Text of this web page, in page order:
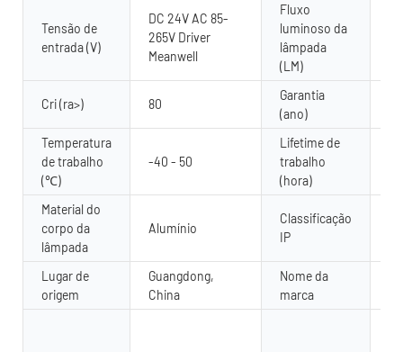
Tensão de
entrada (V)
DC 24V AC 85-
265V Driver
Meanwell
Fluxo
luminoso da
lâmpada
(LM)
Cri (ra>) 80
Garantia
(ano)
Temperatura
de trabalho
(℃)
-40 - 50
Lifetime de
trabalho
(hora)
Material do
corpo da
lâmpada
Alumínio
Classificação
IP
Lugar de
origem
Guangdong,
China
Nome da
marca